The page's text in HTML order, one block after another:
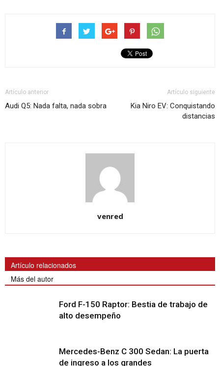
Artículo anterior
Audi Q5: Nada falta, nada sobra
Artículo siguiente
Kia Niro EV: Conquistando
distancias
venred
Artículo relacionados
Más del autor
Ford F-150 Raptor: Bestia de trabajo de
alto desempeño
Mercedes-Benz C 300 Sedan: La puerta
de ingreso a los grandes